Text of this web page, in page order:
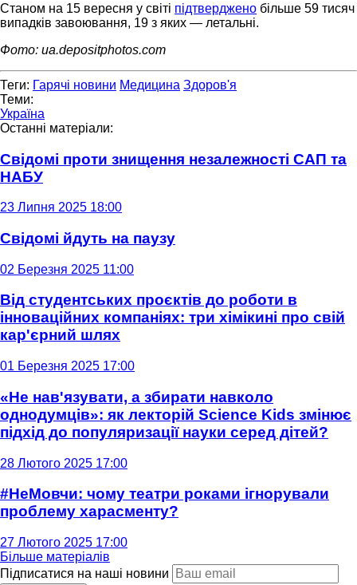
Станом на 15 вересня у світі підтверджено більше 59 тисяч
випадків завоювання, 19 з яких — летальні.
Фото: ua.depositphotos.com
Теги: Гарячі новини Медицина Здоров'я
Теми:
Україна
Останні матеріали:
Свідомі проти знищення незалежності САП та
НАБУ
23 Липня 2025 18:00
Свідомі йдуть на паузу
02 Березня 2025 11:00
Від студентських проєктів до роботи в
інноваційних компаніях: три хімікині про свій
кар'єрний шлях
01 Березня 2025 17:00
«Не нав'язувати, а збирати навколо
однодумців»: як лекторій Science Kids змінює
підхід до популяризації науки серед дітей?
28 Лютого 2025 17:00
#НеМовчи: чому театри роками ігнорували
проблему харасменту?
27 Лютого 2025 17:00
Більше матеріалів
Підписатися на наші новини